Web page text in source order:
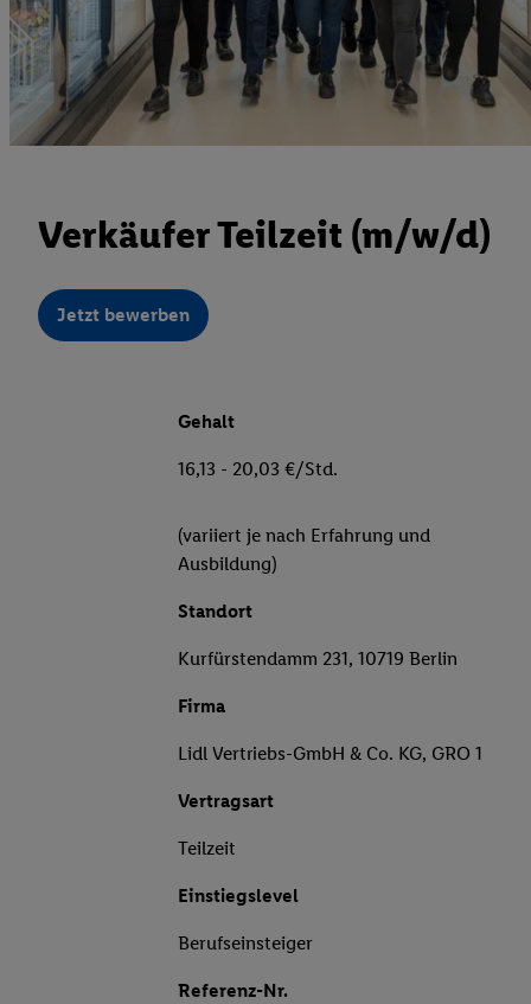
Verkäufer Teilzeit (m/w/d)
Jetzt bewerben
Gehalt
16,13 - 20,03 €/Std.
(variiert je nach Erfahrung und
Ausbildung)
Standort
Kurfürstendamm 231, 10719 Berlin
Firma
Lidl Vertriebs-GmbH & Co. KG, GRO 1
Vertragsart
Teilzeit
Einstiegslevel
Berufseinsteiger
Referenz-Nr.